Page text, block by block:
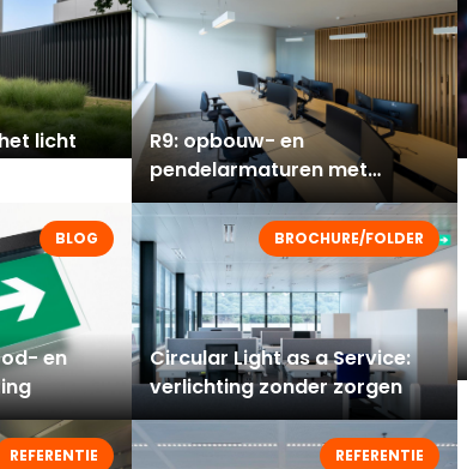
licht
R9: opbouw- en
pendelarmaturen met
tijdloos design en hoge
efficiëntie
BLOG
en
BROCHURE/FOLDER
Circular Light as a Service:
verlichting zonder zorgen
REFERENTIE REFERENTIE